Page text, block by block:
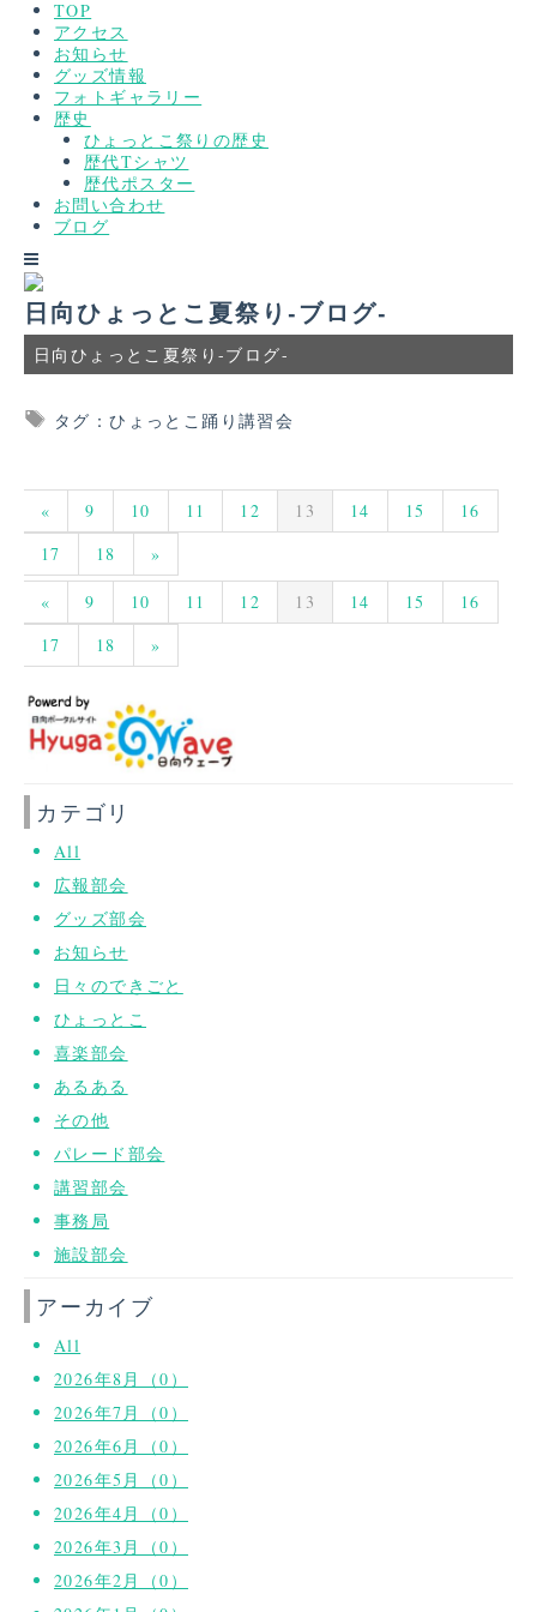
TOP
アクセス
お知らせ
グッズ情報
フォトギャラリー
歴史
ひょっとこ祭りの歴史
歴代Tシャツ
歴代ポスター
お問い合わせ
ブログ
日向ひょっとこ夏祭り-ブログ-
日向ひょっとこ夏祭り-ブログ-
タグ：ひょっとこ踊り講習会
« 9 10 11 12 13 14 15
16
17
18 »
« 9 10 11 12 13 14 15
16
17
18 »
カテゴリ
All
広報部会
グッズ部会
お知らせ
日々のできごと
ひょっとこ
喜楽部会
あるある
その他
パレード部会
講習部会
事務局
施設部会
アーカイブ
All
2026年8月（0）
2026年7月（0）
2026年6月（0）
2026年5月（0）
2026年4月（0）
2026年3月（0）
2026年2月（0）